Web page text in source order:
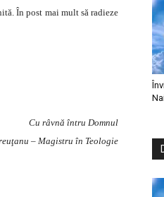
În post mai mult să radieze
Cu râvnă întru Domnul
– Magistru în Teologie